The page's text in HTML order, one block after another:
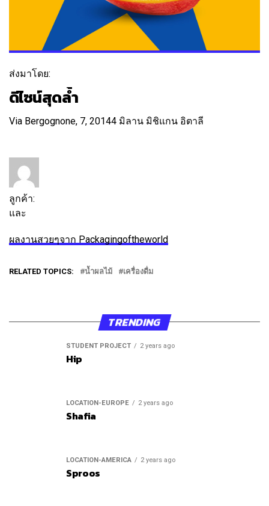
ส่งมาโดย:
ดีไซน์สุดล้ำ
Via Bergognone, 7, 20144 มิลาน มิชิแกน อิตาลี
ลูกค้า:
และ
ผลงานสวยๆจาก Packagingoftheworld
RELATED TOPICS: น้ำผลไม้ เครื่องดื่ม
TRENDING
STUDENT PROJECT 2 years ago
Hip
LOCATION-EUROPE 2 years ago
Shafia
LOCATION-AMERICA 2 years ago
Sproos